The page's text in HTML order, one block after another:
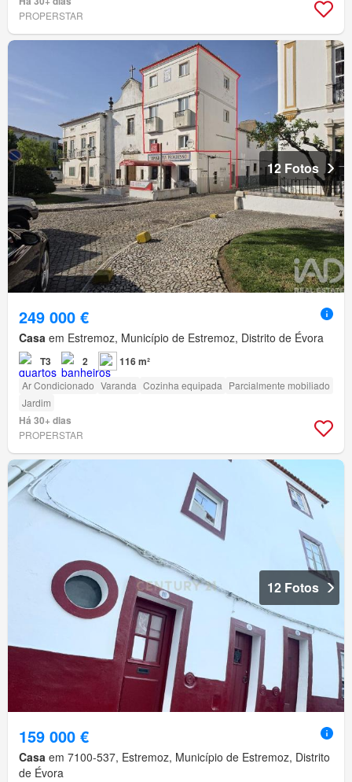
PROPERSTAR
12 Fotos
249 000 €
Casa em Estremoz, Município de Estremoz, Distrito de Évora
T3 2 116 m²
Ar Condicionado Varanda Cozinha equipada Parcialmente mobiliado
Jardim
Há 30+ dias
PROPERSTAR
12 Fotos
159 000 €
Casa em 7100-537, Estremoz, Município de Estremoz, Distrito
de Évora